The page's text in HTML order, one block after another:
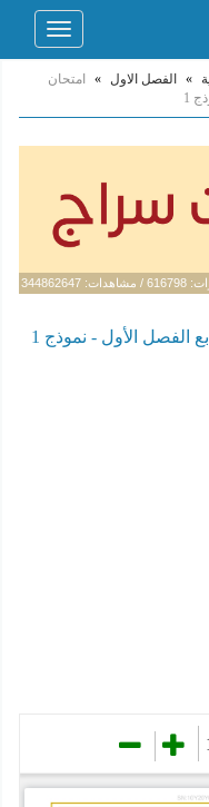
Toggle
» الفصل الاول »
امتحان
1
344862647
الفصل الأول - نموذج 1